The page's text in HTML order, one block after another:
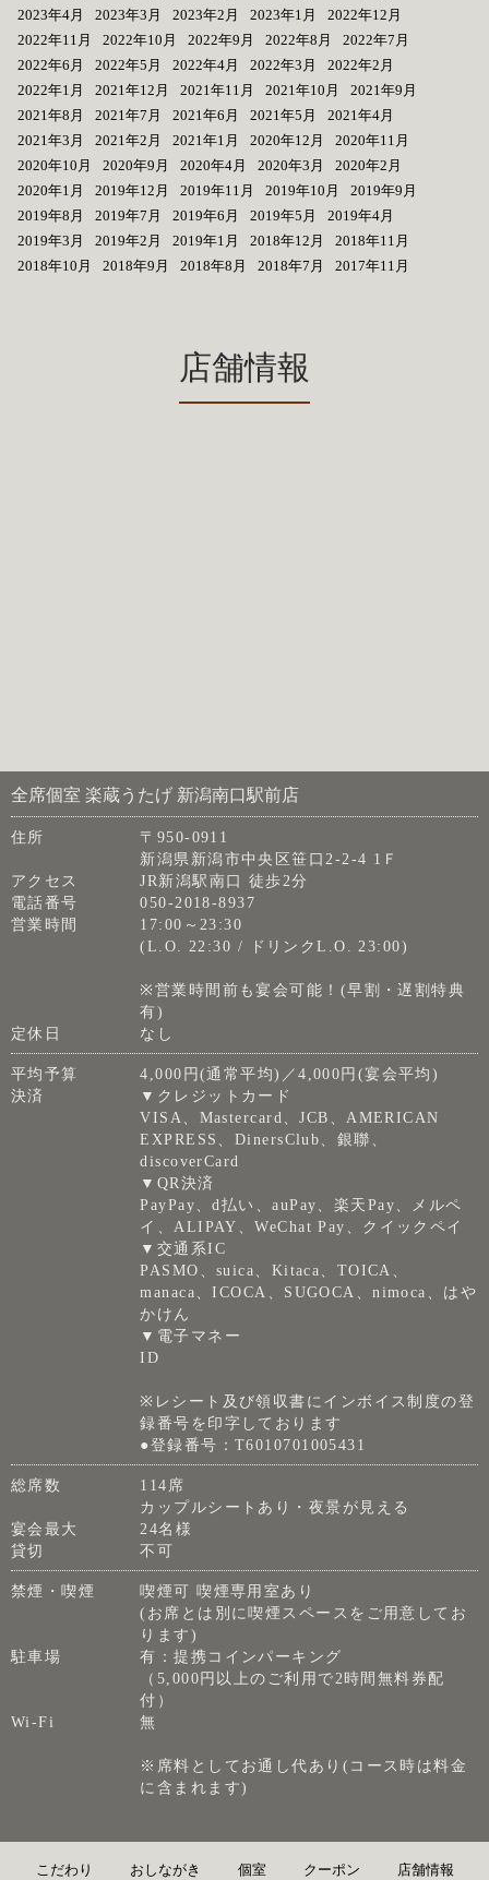
2023年4月
2023年3月 2023年2月 2023年1月
2022年12月
2022年11月
2022年10月 2022年9月 2022年8月
2022年7月
2022年6月
2022年5月 2022年4月 2022年3月
2022年2月
2022年1月
2021年12月 2021年11月 2021年10月
2021年9月
2021年8月
2021年7月 2021年6月 2021年5月
2021年4月
2021年3月
2021年2月 2021年1月 2020年12月
2020年11月
2020年10月
2020年9月 2020年4月 2020年3月
2020年2月
2020年1月
2019年12月 2019年11月 2019年10月
2019年9月
2019年8月
2019年7月 2019年6月 2019年5月
2019年4月
2019年3月
2019年2月 2019年1月 2018年12月
2018年11月
2018年10月
2018年9月 2018年8月 2018年7月 2017年11月
店舗情報
全席個室 楽蔵うたげ 新潟南口駅前店
住所
〒950-0911
新潟県新潟市中央区笹口2-2-4 1Ｆ
アクセス
JR新潟駅南口 徒歩2分
電話番号
050-2018-8937
営業時間
17:00～23:30
(L.O. 22:30 / ドリンクL.O. 23:00)
※営業時間前も宴会可能！(早割・遅割特典
有)
定休日
なし
平均予算
4,000円(通常平均)／4,000円(宴会平均)
決済
▼クレジットカード
VISA、Mastercard、JCB、AMERICAN
EXPRESS、DinersClub、銀聯、
discoverCard
▼QR決済
PayPay、d払い、auPay、楽天Pay、メルペ
イ、ALIPAY、WeChat Pay、クイックペイ
▼交通系IC
PASMO、suica、Kitaca、TOICA、
manaca、ICOCA、SUGOCA、nimoca、はや
かけん
▼電子マネー
ID
※レシート及び領収書にインボイス制度の登
録番号を印字しております
●登録番号：T6010701005431
総席数
114席
カップルシートあり・夜景が見える
宴会最大
24名様
貸切
不可
禁煙・喫煙
喫煙可 喫煙専用室あり
(お席とは別に喫煙スペースをご用意してお
ります)
駐車場
有：提携コインパーキング
（5,000円以上のご利用で2時間無料券配
付）
Wi-Fi
無
※席料としてお通し代あり(コース時は料金
に含まれます)
こだわり おしながき 個室 クーポン 店舗情報